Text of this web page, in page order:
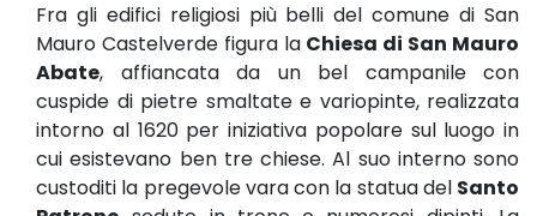
Fra gli edifici religiosi più belli del comune di San
Mauro Castelverde figura la Chiesa di San Mauro
Abate, affiancata da un bel campanile con
cuspide di pietre smaltate e variopinte, realizzata
intorno al 1620 per iniziativa popolare sul luogo in
cui esistevano ben tre chiese. Al suo interno sono
custoditi la pregevole vara con la statua del Santo